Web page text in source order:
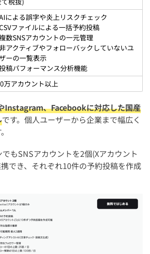
による誤字や炎上リスクチェック
ファイルによる一括予約投稿
数SNSアカウントの一元管理
アクティブやフォローバックしていないユ
ーの一覧表示
稿パフォーマンス分析機能
万アカウント以上
Instagram、Facebookに対応した国産
です。個人ユーザーから企業まで幅広く
もSNSアカウントを2個(Xアカウント
でき、それぞれ10件の予約投稿を作成